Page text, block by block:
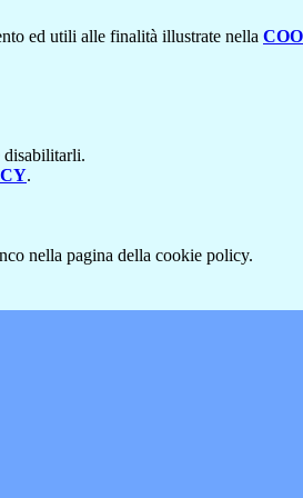
ed utili alle finalità illustrate nella
disabilitarli.
.
nella pagina della cookie policy.